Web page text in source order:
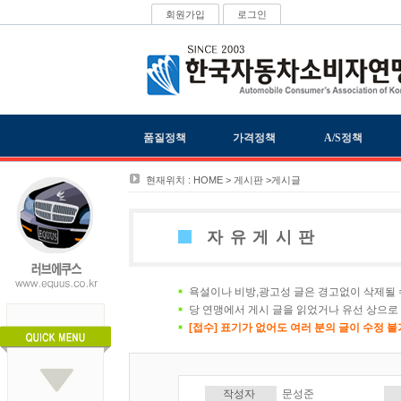
회원가입 로그인
품질정책 가격정책 A/S정책
현재위치 : HOME > 게시판 >게시글
자유게시판
욕설이나 비방,광고성 글은 경고없이 삭제될
당 연맹에서 게시 글을 읽었거나 유선 상으
[접수] 표기가 없어도 여러 분의 글이 수정
작성자 문성준